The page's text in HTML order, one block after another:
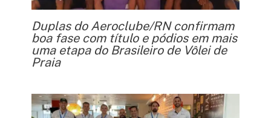
Duplas do Aeroclube/RN confirmam
boa fase com título e pódios em mais
uma etapa do Brasileiro de Vôlei de
Praia